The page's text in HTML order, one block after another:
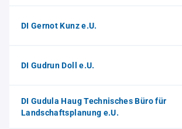
DI Gernot Kunz e.U.
DI Gudrun Doll e.U.
DI Gudula Haug Technisches Büro für
Landschaftsplanung e.U.